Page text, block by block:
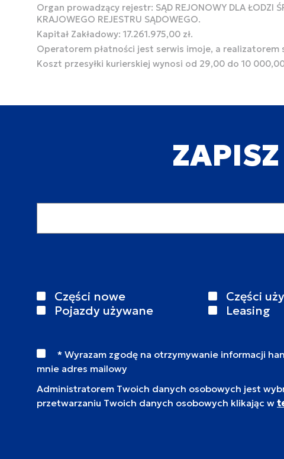
Organ prowadzący rejestr: SĄD REJONOWY DLA ŁODZI
KRAJOWEGO REJESTRU SĄDOWEGO.
Kapitał Zakładowy: 17.261.975,00 zł.
Operatorem płatności jest serwis imoje, a realizatorem
Koszt przesyłki kurierskiej wynosi od 29,00 do 10
Części nowe Części
Pojazdy używane
Leasing
* Wyrazam zgodę na otrzymywanie informacji
mnie adres mailowy
Administratorem Twoich danych osobowych jest
przetwarzaniu Twoich danych osobowych klikając w